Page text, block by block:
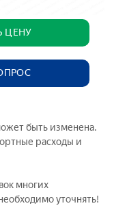
ЦЕНУ
быть изменена.
расходы и
многих
уточнять!